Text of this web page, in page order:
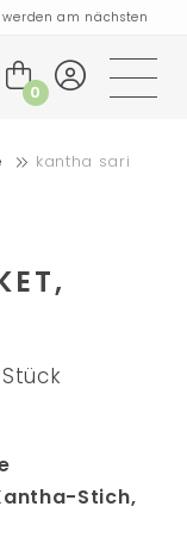
am nächsten
€ innerhalb der EU
am nächsten
0
kantha sari
Stich,